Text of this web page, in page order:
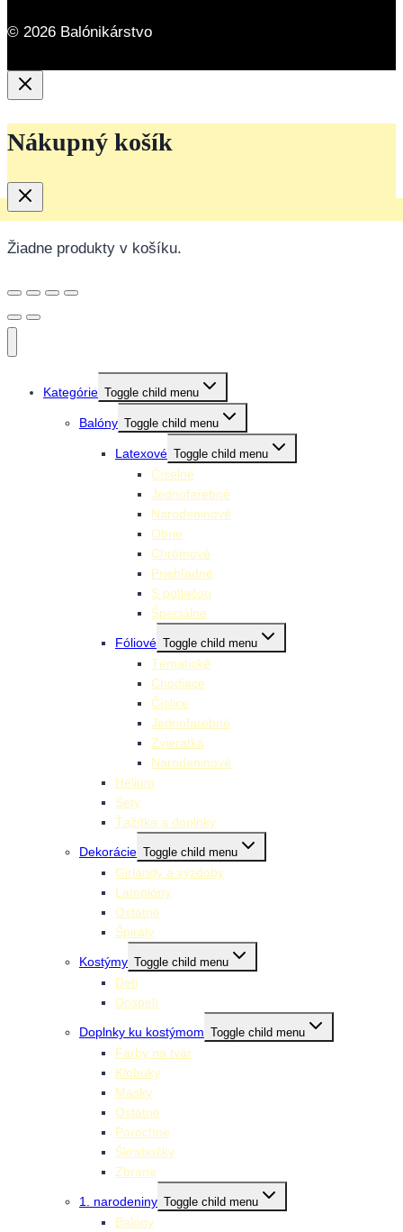
© 2026 Balónikárstvo
Nákupný košík
Žiadne produkty v košíku.
Kategórie Toggle child menu
Balóny Toggle child menu
Latexové Toggle child menu
Číselné
Jednofarebné
Narodeninové
Obrie
Chrómové
Priehľadné
S potlačou
Špeciálne
Fóliové Toggle child menu
Tématické
Chodiace
Číslice
Jednofarebné
Zvieratká
Narodeninové
Hélium
Sety
Ťažítka a doplnky
Dekorácie Toggle child menu
Girlandy a výzdoby
Lampióny
Ostatné
Špirály
Kostýmy Toggle child menu
Deti
Dospelí
Doplnky ku kostýmom Toggle child menu
Farby na tvár
Klobúky
Masky
Ostatné
Parochne
Škrabošky
Zbrane
1. narodeniny Toggle child menu
Balóny